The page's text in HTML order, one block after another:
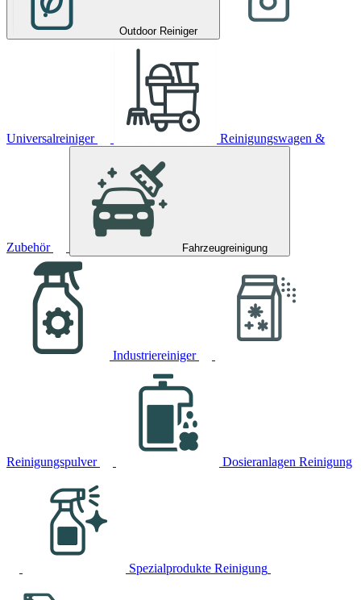
Outdoor Reiniger
Universalreiniger Reinigungswagen &
Zubehör Fahrzeugreinigung
Industriereiniger
Reinigungspulver Dosieranlagen Reinigung
Spezialprodukte Reinigung